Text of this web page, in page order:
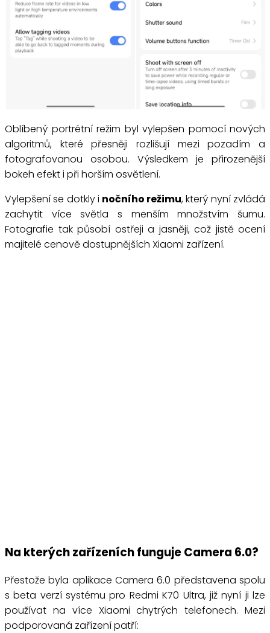
Oblíbený portrétní režim byl vylepšen pomocí nových
algoritmů, které přesněji rozlišují mezi pozadím a
fotografovanou osobou. Výsledkem je přirozenější
bokeh efekt i při horším osvětlení.
Vylepšení se dotkly i nočního režimu, který nyní zvládá
zachytit více světla s menším množstvím šumu.
Fotografie tak působí ostřeji a jasněji, což jistě ocení
majitelé cenově dostupnějších Xiaomi zařízení.
Na kterých zařízeních funguje Camera 6.0?
Přestože byla aplikace Camera 6.0 představena spolu
s beta verzí systému pro Redmi K70 Ultra, již nyní ji lze
používat na více Xiaomi chytrých telefonech. Mezi
podporovaná zařízení patří: